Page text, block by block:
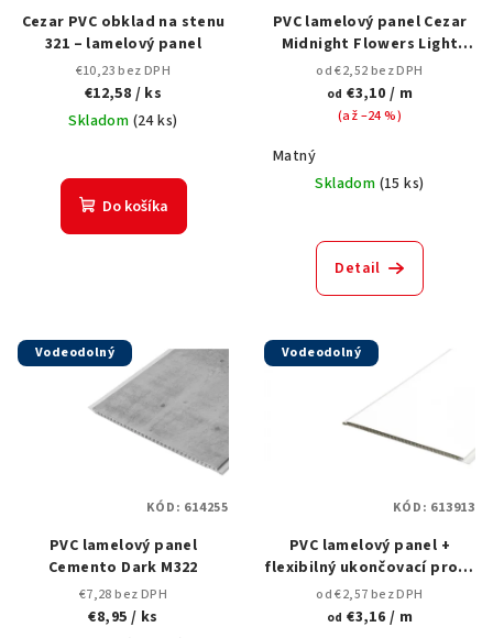
voCezar PVC obklad na stenu
321 – lamelový panel
€10,23 bez DPH
€12,58 / ks
Skladom (24 ks)
Do košíka
PVC lamelový panel Cezar
Midnight Flowers Light
Gray M303 + flexibilný
profil
od €2,52 bez DPH
od €3,10 / m
(až –24 %)
Matný
Skladom (15 ks)
Detail
Vodeodolný
PVC lamelový panel
Cemento Dark M322
€7,28 bez DPH
€8,95 / ks
KÓD: 614255
Vodeodolný
PVC lamelový panel +
flexibilný ukončovací profil
White Matt M101
od €2,57 bez DPH
od €3,16 / m
KÓD: 613913